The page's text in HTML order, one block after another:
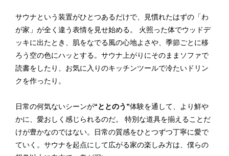
サウナという装置がひとつあるだけで、見慣れたはずの「わ
が家」が全く違う表情を見せ始める。 火照った体でウッドデ
ッキに出たとき、肌をなでる風の心地よさや、季節ごとに移
ろう空の色にハッとする。サウナ上がりにそのままソファで
読書をしたり、お気に入りのキッチンツールで冷たいドリン
クを作ったり。
日常の何気ないシーンが“ととのう”体験を通して、より鮮や
かに、愛おしく感じられるのだ。 特別な道具を揃えることだ
けが豊かなのではない。日常の質感をひとつずつ丁寧に愛で
ていく。サウナを起点にして広がる家の楽しみ方は、僕らの